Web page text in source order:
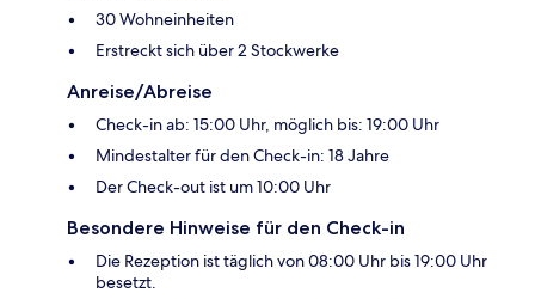
30 Wohneinheiten
Erstreckt sich über 2 Stockwerke
Anreise/Abreise
Check-in ab: 15:00 Uhr, möglich bis: 19:00 Uhr
Mindestalter für den Check-in: 18 Jahre
Der Check-out ist um 10:00 Uhr
Besondere Hinweise für den Check-in
Die Rezeption ist täglich von 08:00 Uhr bis 19:00 Uhr
besetzt.